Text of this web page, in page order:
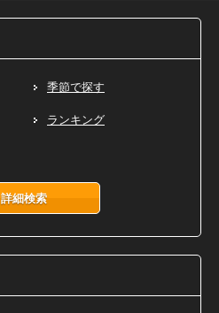
季節で探す
ランキング
詳細検索